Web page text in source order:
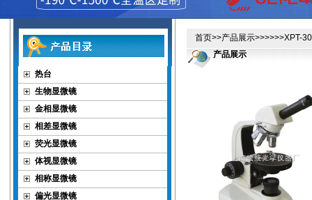
热台
生物显微镜
金相显微镜
相差显微镜
荧光显微镜
体视显微镜
相称显微镜
偏光显微镜
首页>>产品展示>>>>>>XPT-
产品展示